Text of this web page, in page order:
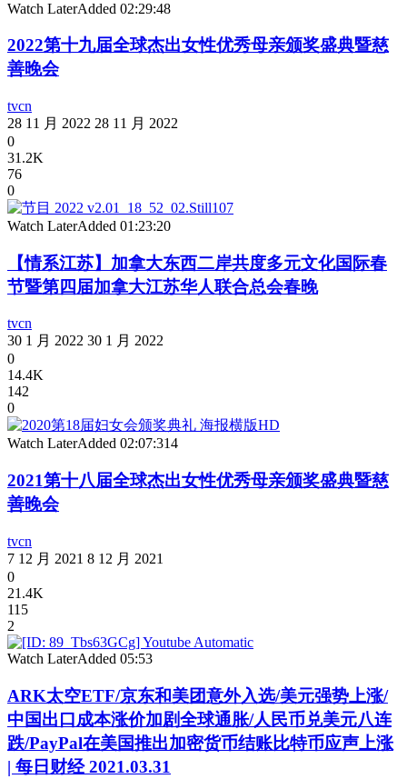
Watch LaterAdded 02:29:48
2022第十九届全球杰出女性优秀母亲颁奖盛典暨慈
善晚会
tvcn
28 11 月 2022 28 11 月 2022
0
31.2K
76
0
Watch LaterAdded 01:23:20
【情系江苏】加拿大东西二岸共度多元文化国际春
节暨第四届加拿大江苏华人联合总会春晚
tvcn
30 1 月 2022 30 1 月 2022
0
14.4K
142
0
Watch LaterAdded 02:07:314
2021第十八届全球杰出女性优秀母亲颁奖盛典暨慈
善晚会
tvcn
7 12 月 2021 8 12 月 2021
0
21.4K
115
2
Watch LaterAdded 05:53
ARK太空ETF/京东和美团意外入选/美元强势上涨/
中国出口成本涨价加剧全球通胀/人民币兑美元八连
跌/PayPal在美国推出加密货币结账比特币应声上涨
| 每日财经 2021.03.31